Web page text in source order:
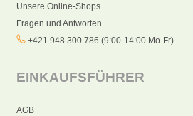
Unsere Online-Shops
Fragen und Antworten
+421 948 300 786 (9:00-14:00 Mo-Fr)
EINKAUFSFÜHRER
AGB